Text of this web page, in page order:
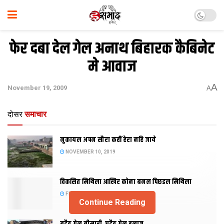
फेर दबा देल गेल अनाथ बिहारक कैबिनेट
मे आवाज
November 19, 2009 AA
दोसर समाचार
नुकायल अपन सौरा कहीं हेरा नहि जाये
NOVEMBER 10, 2019
विकसित मिथिला आखिर कोना बनल पिछडल मिथिला
FEBRUARY 23, 2019
Continue Reading